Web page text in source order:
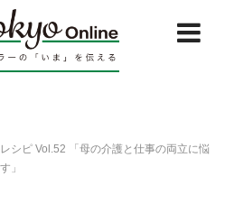
シピ Vol.52 「母の介護と仕事の両立に悩
」